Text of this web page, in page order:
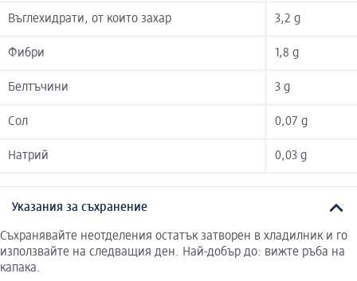
Въглехидрати, от които захар 3,2 g
Фибри 1,8 g
Белтъчини 3 g
Сол 0,07 g
Натрий 0,03 g
Указания за съхранение
Съхранявайте неотделения остатък затворен в хладилник и го
използвайте на следващия ден. Най-добър до: вижте ръба на
капака.